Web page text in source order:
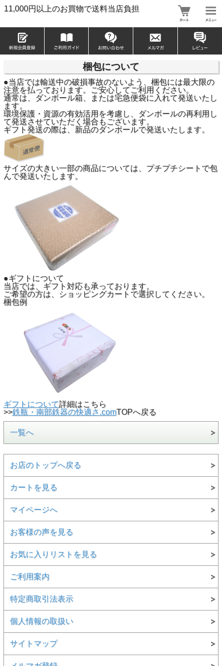
11,000円以上のお買物で送料当店負担
梱包について
●当店では輸送中の破損事故のないよう、梱包には最大限の
注意を払っております。ご安心してご利用ください。
通常は、ダンボール箱、または宅急便袋に入れて発送いたし
ます。
環境保護・資源の有効活用を考慮し、ダンボールの再利用し
て発送させていただく場合もございます。
ギフト発送の際は、新品のダンボールで発送いたします。
サイズの大きい一部の商品については、プチプチシートで包
んで発送いたします。
●ギフトについて
当店では、ギフト対応も承っております。
ご希望の方は、ショッピングカートで選択してください。
梱包例
ギフトについて詳細はこちら
>>鉄瓶・南部鉄器の快適さ.comTOPへ戻る
一覧へ
お店のトップへ戻る
カートを見る
マイページへ
お客様の声を見る
お気に入りリストを見る
ご利用案内
特定商取引法表示
個人情報の取扱い
サイトマップ